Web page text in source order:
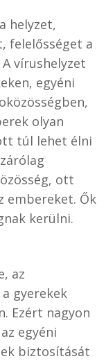
helyzet,
felelősséget a
vírushelyzet
egyéni
olyan
túl lehet élni
ott
embereket. Ők
kerülni.
az
gyerekek
Ezért nagyon
egyéni
biztosítását